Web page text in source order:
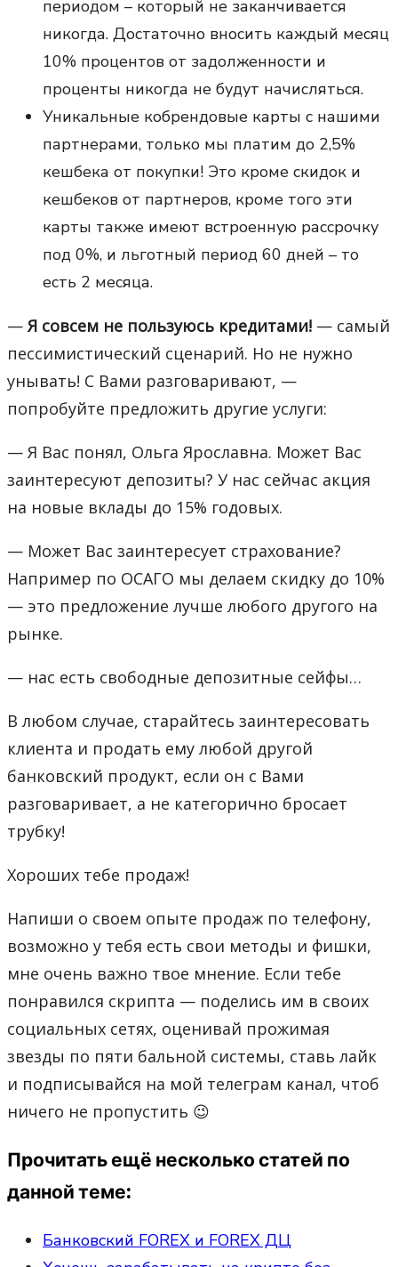
периодом – который не заканчивается
никогда. Достаточно вносить каждый месяц
10% процентов от задолженности и
проценты никогда не будут начисляться.
Уникальные кобрендовые карты с нашими
партнерами, только мы платим до 2,5%
кешбека от покупки! Это кроме скидок и
кешбеков от партнеров, кроме того эти
карты также имеют встроенную рассрочку
под 0%, и льготный период 60 дней – то
есть 2 месяца.
— Я совсем не пользуюсь кредитами! — самый
пессимистический сценарий. Но не нужно
унывать! С Вами разговаривают, —
попробуйте предложить другие услуги:
— Я Вас понял, Ольга Ярославна. Может Вас
заинтересуют депозиты? У нас сейчас акция
на новые вклады до 15% годовых.
— Может Вас заинтересует страхование?
Например по ОСАГО мы делаем скидку до 10%
— это предложение лучше любого другого на
рынке.
— нас есть свободные депозитные сейфы…
В любом случае, старайтесь заинтересовать
клиента и продать ему любой другой
банковский продукт, если он с Вами
разговаривает, а не категорично бросает
трубку!
Хороших тебе продаж!
Напиши о своем опыте продаж по телефону,
возможно у тебя есть свои методы и фишки,
мне очень важно твое мнение. Если тебе
понравился скрипта — поделись им в своих
социальных сетях, оценивай прожимая
звезды по пяти бальной системы, ставь лайк
и подписывайся на мой телеграм канал, чтоб
ничего не пропустить 😉
Прочитать ещё несколько статей по
данной теме:
Банковский FOREX и FOREX ДЦ